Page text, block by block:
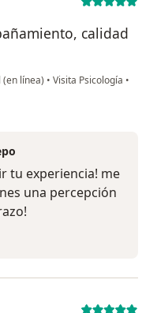
calidad
línea) • Visita Psicología •
tu experiencia! me
una percepción